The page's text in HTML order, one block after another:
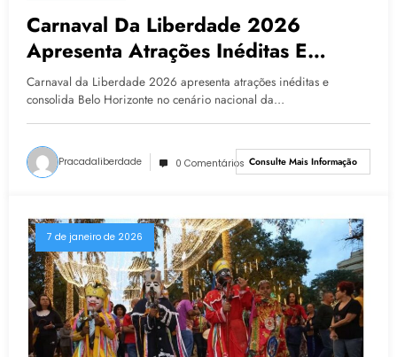
Carnaval Da Liberdade 2026
Apresenta Atrações Inéditas E
Consolida Belo Horizonte No
Cenário Nacional Da Folia
Carnaval da Liberdade 2026 apresenta atrações inéditas e
consolida Belo Horizonte no cenário nacional da…
Pracadaliberdade 0 Comentários Consulte Mais Informação
7 de janeiro de 2026